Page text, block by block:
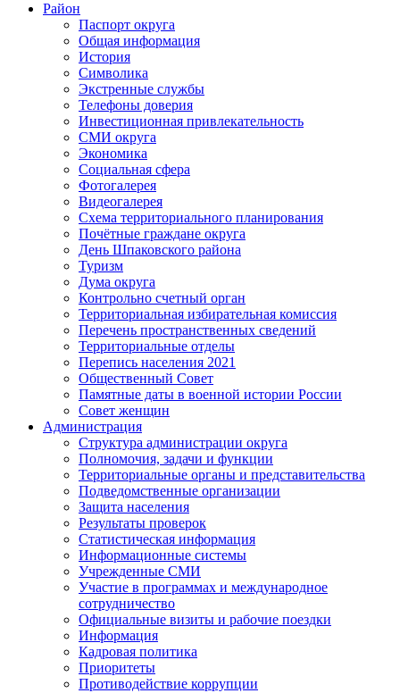
Район
Паспорт округа
Общая информация
История
Символика
Экстренные службы
Телефоны доверия
Инвестиционная привлекательность
СМИ округа
Экономика
Социальная сфера
Фотогалерея
Видеогалерея
Схема территориального планирования
Почётные граждане округа
День Шпаковского района
Туризм
Дума округа
Контрольно счетный орган
Территориальная избирательная комиссия
Перечень пространственных сведений
Территориальные отделы
Перепись населения 2021
Общественный Совет
Памятные даты в военной истории России
Совет женщин
Администрация
Структура администрации округа
Полномочия, задачи и функции
Территориальные органы и представительства
Подведомственные организации
Защита населения
Результаты проверок
Статистическая информация
Информационные системы
Учрежденные СМИ
Участие в программах и международное
сотрудничество
Официальные визиты и рабочие поездки
Информация
Кадровая политика
Приоритеты
Противодействие коррупции